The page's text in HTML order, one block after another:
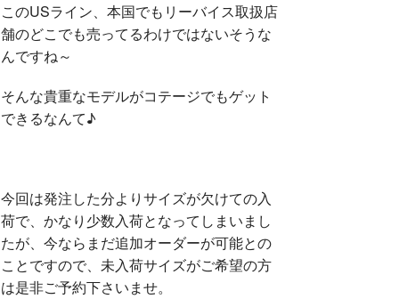
このUSライン、本国でもリーバイス取扱店
舗のどこでも売ってるわけではないそうな
んですね～
そんな貴重なモデルがコテージでもゲット
できるなんて♪
今回は発注した分よりサイズが欠けての入
荷で、かなり少数入荷となってしまいまし
たが、今ならまだ追加オーダーが可能との
ことですので、未入荷サイズがご希望の方
は是非ご予約下さいませ。